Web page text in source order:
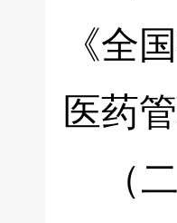
《全
医药
（二